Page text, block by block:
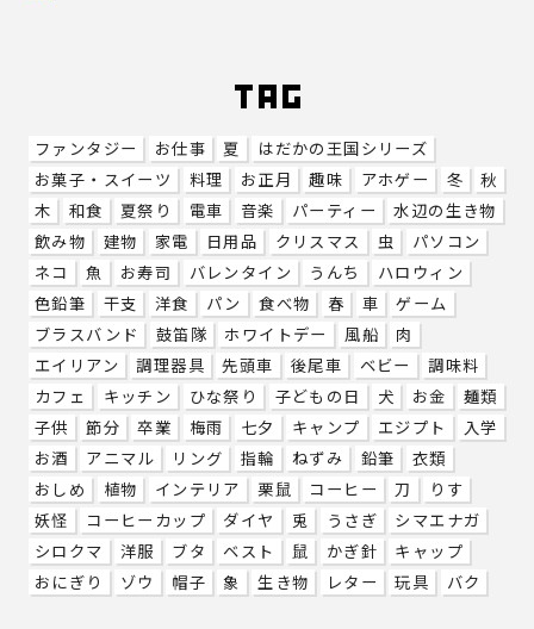
ファンタジー お仕事 夏
はだかの王国シリーズ
お菓子・スイーツ
料理 お正月 趣味 アホゲー 冬
秋
木
和食 夏祭り 電車 音楽 パーティー
水辺の生き物
飲み物
建物 家電 日用品 クリスマス 虫
パソコン
ネコ
魚 お寿司 バレンタイン うんち
ハロウィン
色鉛筆
干支 洋食 パン 食べ物 春 車
ゲーム
ブラスバンド
鼓笛隊 ホワイトデー 風船
肉
エイリアン
調理器具 先頭車 後尾車 ベビー
調味料
カフェ
キッチン ひな祭り 子どもの日 犬 お金
麺類
子供
節分 卒業 梅雨 七夕 キャンプ エジプト
入学
お酒
アニマル リング 指輪 ねずみ 鉛筆
衣類
おしめ
植物 インテリア 栗鼠 コーヒー 刀
りす
妖怪
コーヒーカップ ダイヤ 兎 うさぎ
シマエナガ
シロクマ
洋服 ブタ ベスト 鼠 かぎ針
キャップ
おにぎり
ゾウ 帽子 象 生き物 レター 玩具 バク